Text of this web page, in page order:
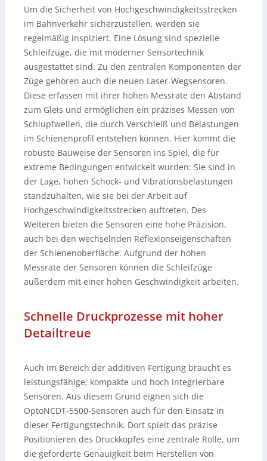
Um die Sicherheit von Hochgeschwindigkeitsstrecken
im Bahnverkehr sicherzustellen, werden sie
regelmäßig inspiziert. Eine Lösung sind spezielle
Schleifzüge, die mit moderner Sensortechnik
ausgestattet sind. Zu den zentralen Komponenten der
Züge gehören auch die neuen Laser-Wegsensoren.
Diese erfassen mit ihrer hohen Messrate den Abstand
zum Gleis und ermöglichen ein präzises Messen von
Schlupfwellen, die durch Verschleiß und Belastungen
im Schienenprofil entstehen können. Hier kommt die
robuste Bauweise der Sensoren ins Spiel, die für
extreme Bedingungen entwickelt wurden: Sie sind in
der Lage, hohen Schock- und Vibrationsbelastungen
standzuhalten, wie sie bei der Arbeit auf
Hochgeschwindigkeitsstrecken auftreten. Des
Weiteren bieten die Sensoren eine hohe Präzision,
auch bei den wechselnden Reflexionseigenschaften
der Schienenoberfläche. Aufgrund der hohen
Messrate der Sensoren können die Schleifzüge
außerdem mit einer hohen Geschwindigkeit arbeiten.
Schnelle Druckprozesse mit hoher
Detailtreue
Auch im Bereich der additiven Fertigung braucht es
leistungsfähige, kompakte und hoch integrierbare
Sensoren. Aus diesem Grund eignen sich die
OptoNCDT-5500-Sensoren auch für den Einsatz in
dieser Fertigungstechnik. Dort spielt das präzise
Positionieren des Druckkopfes eine zentrale Rolle, um
die geforderte Genauigkeit beim Herstellen von